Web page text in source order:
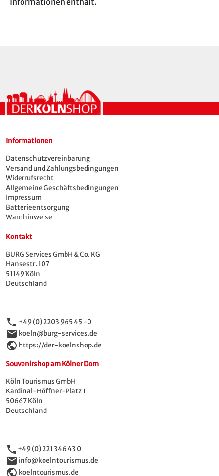
Informationen
Datenschutzvereinbarung
Versand und Zahlungsbedingungen
Widerrufsrecht
Allgemeine Geschäftsbedingungen
Impressum
Batterieentsorgung
Warnhinweise
Kontakt
BURG Services GmbH & Co. KG
Hansestr. 107
51149 Köln
Deutschland
phone +49 (0) 2203 965 45 -0
email koeln@burg-services.de
public https://der-koelnshop.de
Souvenirshop am Kölner Dom
Köln Tourismus GmbH
Kardinal-Höffner-Platz 1
50667 Köln
Deutschland
phone +49 (0) 221 346 43 0
email info@koelntourismus.de
public koelntourismus.de